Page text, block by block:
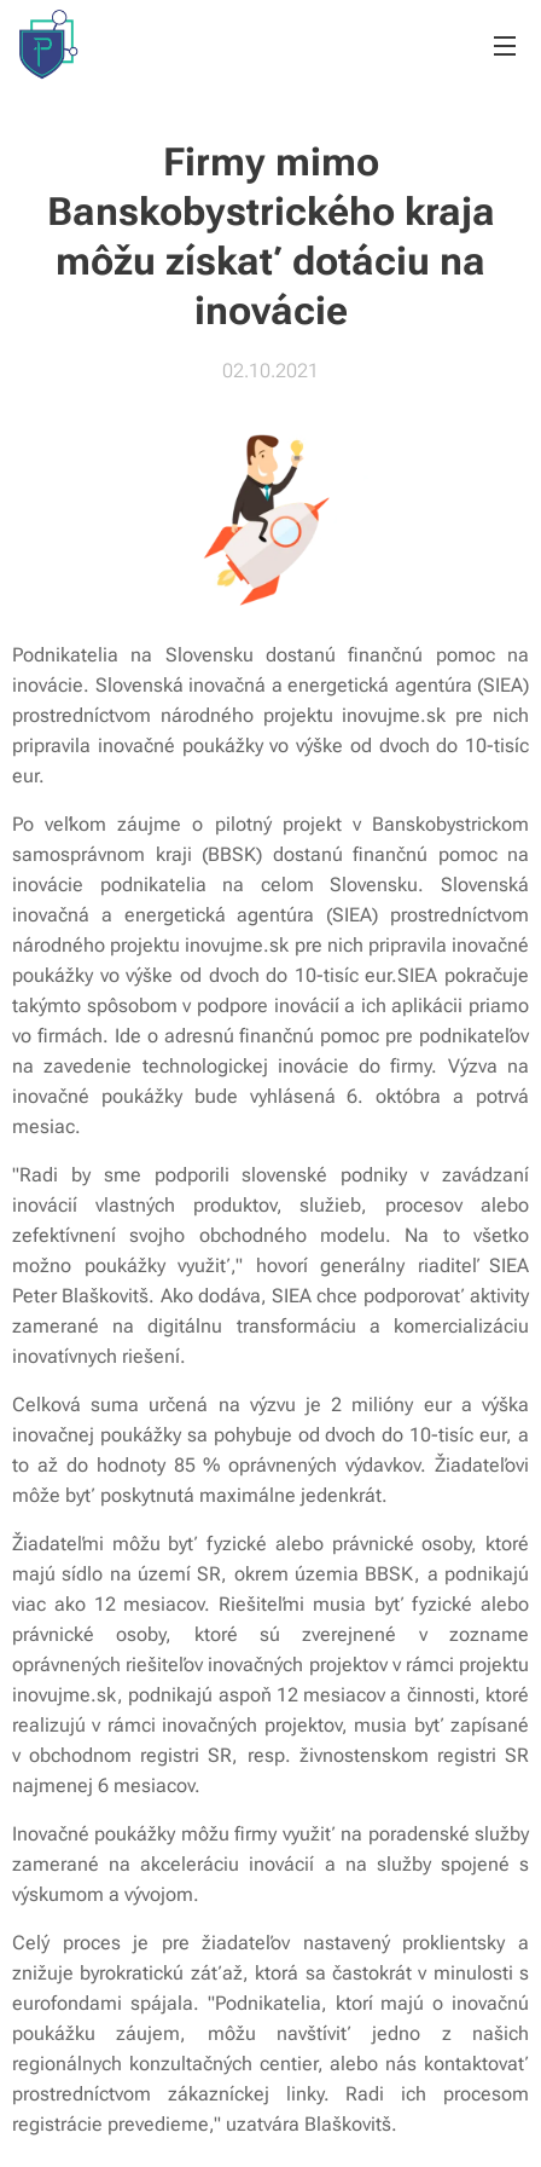
Firmy mimo
Banskobystrického kraja
môžu získať dotáciu na
inovácie
02.10.2021
Podnikatelia na Slovensku dostanú finančnú pomoc na
inovácie. Slovenská inovačná a energetická agentúra (SIEA)
prostredníctvom národného projektu inovujme.sk pre nich
pripravila inovačné poukážky vo výške od dvoch do 10-tisíc
eur.
Po veľkom záujme o pilotný projekt v Banskobystrickom
samosprávnom kraji (BBSK) dostanú finančnú pomoc na
inovácie podnikatelia na celom Slovensku. Slovenská
inovačná a energetická agentúra (SIEA) prostredníctvom
národného projektu inovujme.sk pre nich pripravila inovačné
poukážky vo výške od dvoch do 10-tisíc eur.SIEA pokračuje
takýmto spôsobom v podpore inovácií a ich aplikácii priamo
vo firmách. Ide o adresnú finančnú pomoc pre podnikateľov
na zavedenie technologickej inovácie do firmy. Výzva na
inovačné poukážky bude vyhlásená 6. októbra a potrvá
mesiac.
"Radi by sme podporili slovenské podniky v zavádzaní
inovácií vlastných produktov, služieb, procesov alebo
zefektívnení svojho obchodného modelu. Na to všetko
možno poukážky využiť," hovorí generálny riaditeľ SIEA
Peter Blaškovitš. Ako dodáva, SIEA chce podporovať aktivity
zamerané na digitálnu transformáciu a komercializáciu
inovatívnych riešení.
Celková suma určená na výzvu je 2 milióny eur a výška
inovačnej poukážky sa pohybuje od dvoch do 10-tisíc eur, a
to až do hodnoty 85 % oprávnených výdavkov. Žiadateľovi
môže byť poskytnutá maximálne jedenkrát.
Žiadateľmi môžu byť fyzické alebo právnické osoby, ktoré
majú sídlo na území SR, okrem územia BBSK, a podnikajú
viac ako 12 mesiacov. Riešiteľmi musia byť fyzické alebo
právnické osoby, ktoré sú zverejnené v zozname
oprávnených riešiteľov inovačných projektov v rámci projektu
inovujme.sk, podnikajú aspoň 12 mesiacov a činnosti, ktoré
realizujú v rámci inovačných projektov, musia byť zapísané
v obchodnom registri SR, resp. živnostenskom registri SR
najmenej 6 mesiacov.
Inovačné poukážky môžu firmy využiť na poradenské služby
zamerané na akceleráciu inovácií a na služby spojené s
výskumom a vývojom.
Celý proces je pre žiadateľov nastavený proklientsky a
znižuje byrokratickú záťaž, ktorá sa častokrát v minulosti s
eurofondami spájala. "Podnikatelia, ktorí majú o inovačnú
poukážku záujem, môžu navštíviť jedno z našich
regionálnych konzultačných centier, alebo nás kontaktovať
prostredníctvom zákazníckej linky. Radi ich procesom
registrácie prevedieme," uzatvára Blaškovitš.